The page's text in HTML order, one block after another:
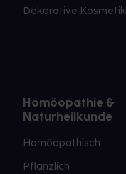
Dekorative Kosmetik
Homöopathie &
Naturheilkunde
Homöopathisch
Pflanzlich